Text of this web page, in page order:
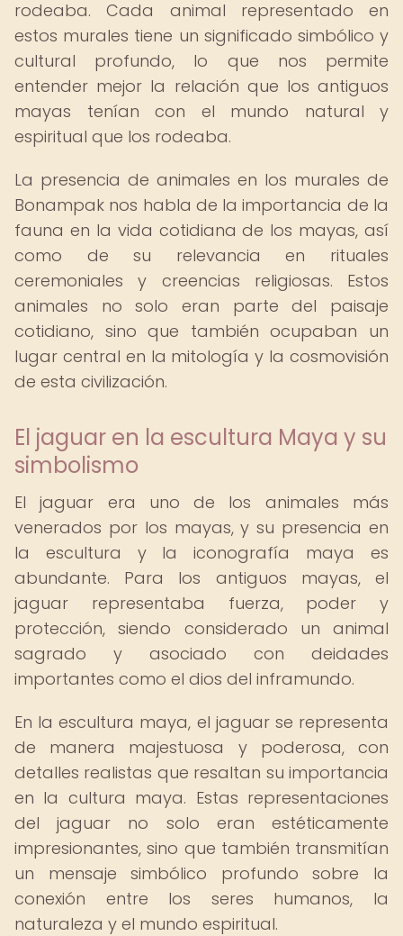
rodeaba. Cada animal representado en
estos murales tiene un significado simbólico y
cultural profundo, lo que nos permite
entender mejor la relación que los antiguos
mayas tenían con el mundo natural y
espiritual que los rodeaba.
La presencia de animales en los murales de
Bonampak nos habla de la importancia de la
fauna en la vida cotidiana de los mayas, así
como de su relevancia en rituales
ceremoniales y creencias religiosas. Estos
animales no solo eran parte del paisaje
cotidiano, sino que también ocupaban un
lugar central en la mitología y la cosmovisión
de esta civilización.
El jaguar en la escultura Maya y su
simbolismo
El jaguar era uno de los animales más
venerados por los mayas, y su presencia en
la escultura y la iconografía maya es
abundante. Para los antiguos mayas, el
jaguar representaba fuerza, poder y
protección, siendo considerado un animal
sagrado y asociado con deidades
importantes como el dios del inframundo.
En la escultura maya, el jaguar se representa
de manera majestuosa y poderosa, con
detalles realistas que resaltan su importancia
en la cultura maya. Estas representaciones
del jaguar no solo eran estéticamente
impresionantes, sino que también transmitían
un mensaje simbólico profundo sobre la
conexión entre los seres humanos, la
naturaleza y el mundo espiritual.